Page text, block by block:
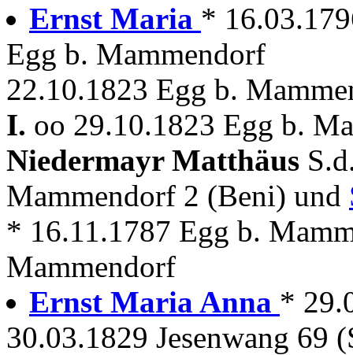
Ernst Maria *
Egg b. Mammendorf
22.10.1823 Egg b.
I. oo 29.10.1823 Egg b.
Niedermayr Matthäus
Mammendorf 2 (Beni) und
* 16.11.1787 Egg b.
Mammendorf
Ernst Maria Anna *
30.03.1829 Jesenwang 69